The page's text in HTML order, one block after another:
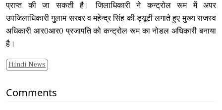
प्राप्त की जा सकती है। जिलाधिकारी ने कन्ट्रोल रूम में अपर
उपजिलाधिकारी गुुलाम सरवर व महेन्द्र सिंह की ड्यूटी लगाते हुए मुख्य राजस्व
अधिकारी आर0आर0 प्रजापति को कन्ट्रोल रूम का नोडल अधिकारी बनाया
है।
Hindi News
Comments